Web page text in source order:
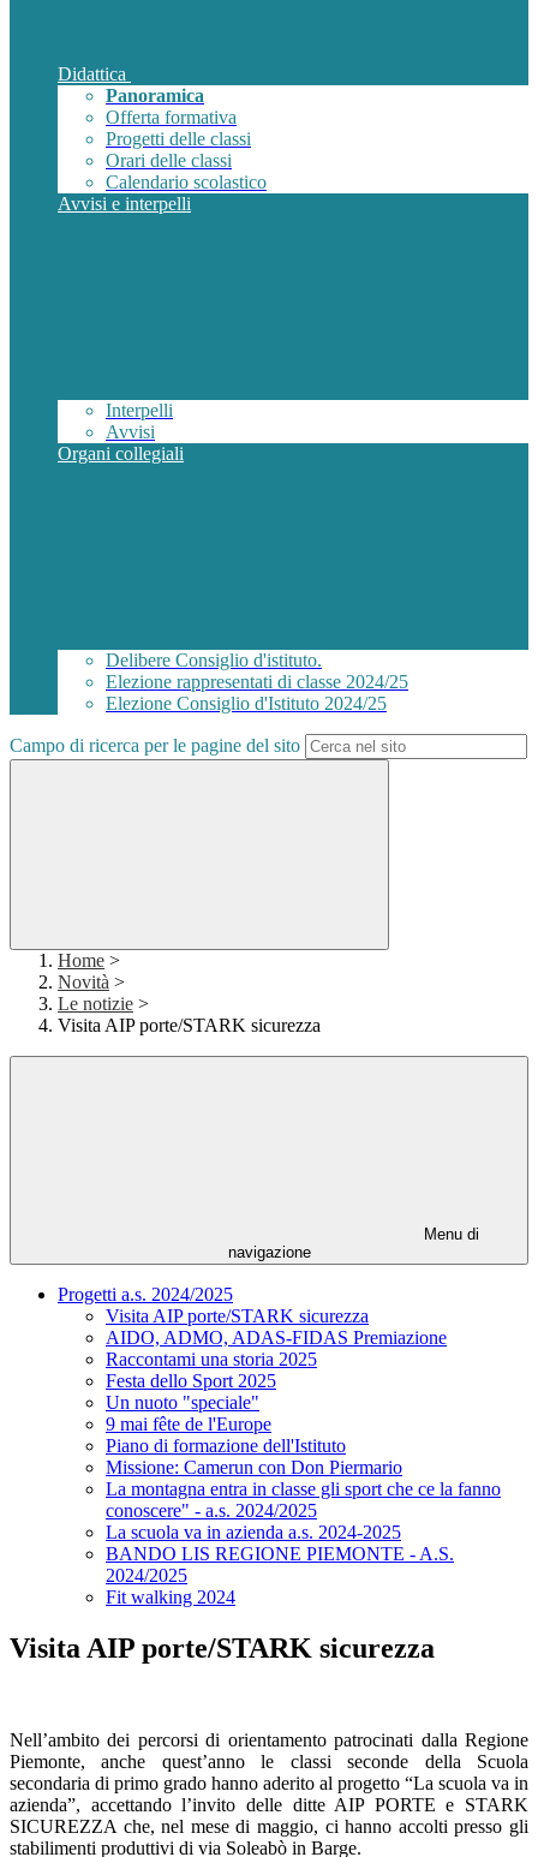
Didattica
Panoramica
Offerta formativa
Progetti delle classi
Orari delle classi
Calendario scolastico
Avvisi e interpelli
Interpelli
Avvisi
Organi collegiali
Delibere Consiglio d'istituto.
Elezione rappresentati di classe 2024/25
Elezione Consiglio d'Istituto 2024/25
Campo di ricerca per le pagine del sito
Home >
Novità >
Le notizie >
Visita AIP porte/STARK sicurezza
Menu di
navigazione
Progetti a.s. 2024/2025
Visita AIP porte/STARK sicurezza
AIDO, ADMO, ADAS-FIDAS Premiazione
Raccontami una storia 2025
Festa dello Sport 2025
Un nuoto "speciale"
9 mai fête de l'Europe
Piano di formazione dell'Istituto
Missione: Camerun con Don Piermario
La montagna entra in classe gli sport che ce la fanno
conoscere" - a.s. 2024/2025
La scuola va in azienda a.s. 2024-2025
BANDO LIS REGIONE PIEMONTE - A.S.
2024/2025
Fit walking 2024
Visita AIP porte/STARK sicurezza
Nell’ambito dei percorsi di orientamento patrocinati dalla Regione
Piemonte, anche quest’anno le classi seconde della Scuola
secondaria di primo grado hanno aderito al progetto “La scuola va in
azienda”, accettando l’invito delle ditte AIP PORTE e STARK
SICUREZZA che, nel mese di maggio, ci hanno accolti presso gli
stabilimenti produttivi di via Soleabò in Barge.